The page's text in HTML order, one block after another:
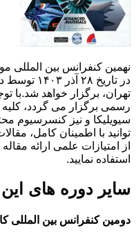
نهمین کنفرانس بین المللی
در تاریخ
تهران، برگزار خواهد شد.با
رسمی برگزار می گردد، کلیه
سیویلیکا و نیز کنسرسیوم
توانید با اطمینان کامل،
از امتیازات علمی ارائه
استفاده نمایید.
سایر دوره های
دومین کنفرانس بین المللی